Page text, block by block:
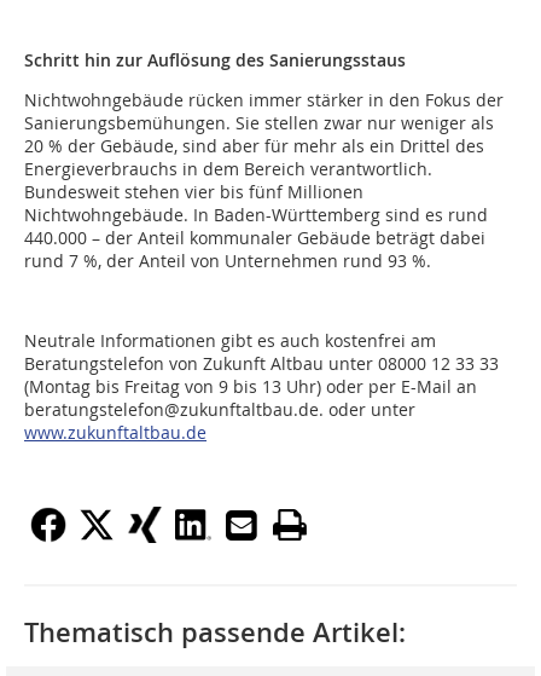
Schritt hin zur Auflösung des Sanierungsstaus
Nichtwohngebäude rücken immer stärker in den Fokus der
Sanierungsbemühungen. Sie stellen zwar nur weniger als
20 % der Gebäude, sind aber für mehr als ein Drittel des
Energieverbrauchs in dem Bereich verantwortlich.
Bundesweit stehen vier bis fünf Millionen
Nichtwohngebäude. In Baden-Württemberg sind es rund
440.000 – der Anteil kommunaler Gebäude beträgt dabei
rund 7 %, der Anteil von Unternehmen rund 93 %.
Neutrale Informationen gibt es auch kostenfrei am
Beratungstelefon von Zukunft Altbau unter 08000 12 33 33
(Montag bis Freitag von 9 bis 13 Uhr) oder per E-Mail an
beratungstelefon@zukunftaltbau.de. oder unter
www.zukunftaltbau.de
Thematisch passende Artikel: